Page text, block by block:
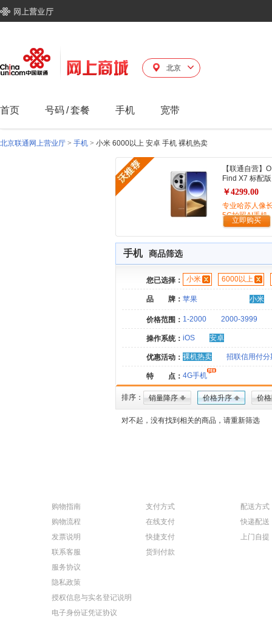
北京
首页 号码/套餐 手机 宽带
北京联通网上营业厅 > 手机 > 小米 6000以上 安卓 手机 裸机热卖
【联通自营】
Find X7 标配版
￥4299.00
专业哈苏人像
5G拍照AI手机
立即购买
手机 商品筛选
您已选择： 小米 6000以上
品 牌： 苹果 小米
价格范围： 1-2000 2000-3999
操作系统： iOS 安卓
优惠活动： 裸机热卖 招联信用付分
特 点： 4G手机
排序： 销量降序 价格升序 价
对不起，没有找到相关的商品，请重新筛选
购物指南
购物流程
发票说明
联系客服
服务协议
隐私政策
授权信息与实名登记说明
电子身份证凭证协议
支付方式
在线支付
快捷支付
货到付款
配送方式
快递配送
上门自提